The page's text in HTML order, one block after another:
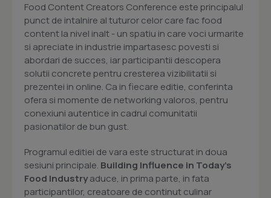
Food Content Creators Conference este principalul
punct de intalnire al tuturor celor care fac food
content la nivel inalt - un spatiu in care voci urmarite
si apreciate in industrie impartasesc povesti si
abordari de succes, iar participantii descopera
solutii concrete pentru cresterea vizibilitatii si
prezentei in online. Ca in fiecare editie, conferinta
ofera si momente de networking valoros, pentru
conexiuni autentice in cadrul comunitatii
pasionatilor de bun gust.
Programul editiei de vara este structurat in doua
sesiuni principale. Building Influence in Today's
Food Industryaduce, in prima parte, in fata
participantilor, creatoare de continut culinar